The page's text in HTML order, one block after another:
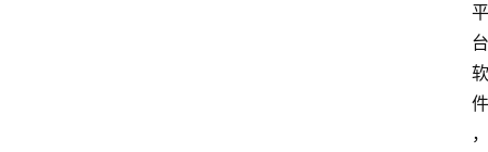
平
台
软
件
，